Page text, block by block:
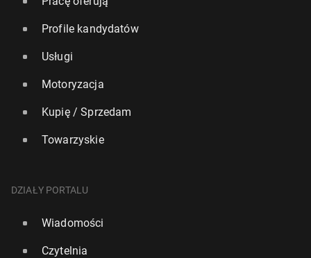
Profile kandydatów
Usługi
Motoryzacja
Kupię / Sprzedam
Towarzyskie
DZIAŁY PORTALU
Wiadomości
Czytelnia